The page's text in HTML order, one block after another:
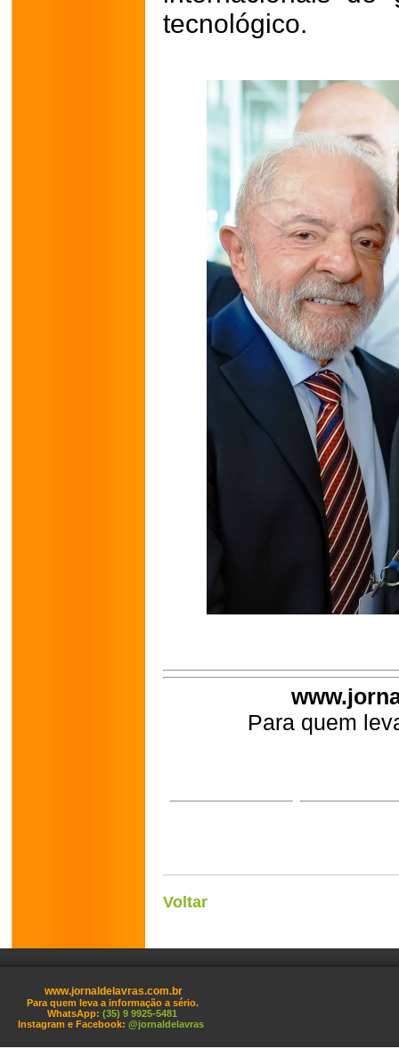
tecnológico.
Para quem
Voltar
www.jornaldelavras.com.br
Para quem leva a informação a sério.
WhatsApp: (35) 9 9925-5481
Instagram e Facebook: @jornaldelavras